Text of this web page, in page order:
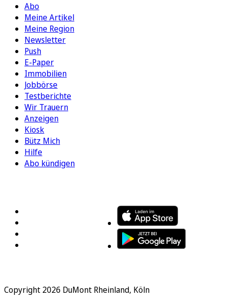
Abo
Meine Artikel
Meine Region
Newsletter
Push
E-Paper
Immobilien
Jobbörse
Testberichte
Wir Trauern
Anzeigen
Kiosk
Bütz Mich
Hilfe
Abo kündigen
Copyright 2026 DuMont Rheinland, Köln